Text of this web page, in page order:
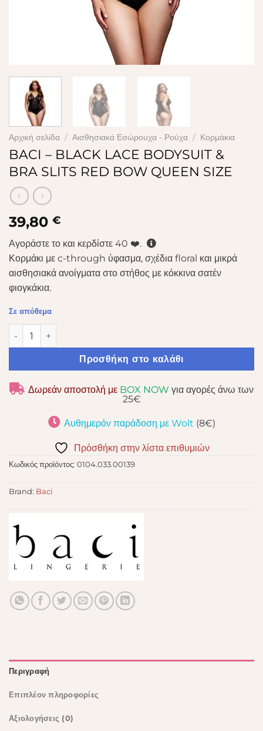
Αρχική σελίδα / Αισθησιακά Εσώρουχα - Ρούχα / Κορμάκια
BACI – BLACK LACE BODYSUIT &
BRA SLITS RED BOW QUEEN SIZE
39,80 €
Αγοράστε το και κερδίστε 40 ❤️.
Κορμάκι με c-through ύφασμα, σχέδια floral και μικρά
αισθησιακά ανοίγματα στο στήθος με κόκκινα σατέν
φιογκάκια.
Σε απόθεμα
BACI - BLACK LACE BODYSUIT & BRA SLITS RED BOW
Προσθήκη στο καλάθι
Δωρεάν αποστολή με BOX NOW για αγορές άνω των
25€
Αυθημερόν παράδοση με Wolt (8€)
Πρόσθήκη στην λίστα επιθυμιών
Κωδικός προϊόντος: 0104.033.00139
Brand: Baci
Περιγραφή
Επιπλέον πληροφορίες
Αξιολογήσεις (0)